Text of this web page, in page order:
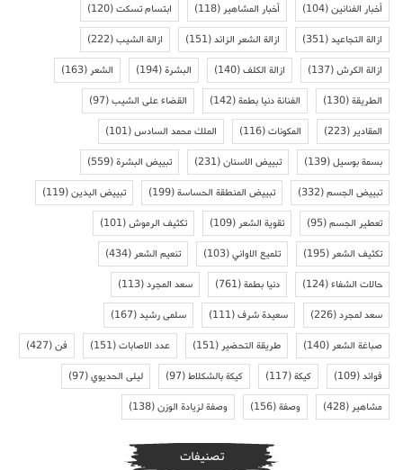
أخبار الفنانين(104) أخبار المشاهير(118) ابتسام تسكت(120)
ازالة التجاعيد(351) ازالة الشعر الزائد(151) ازالة الشيب(222)
ازالة الكرش(137) ازالة الكلف(140) البشرة(194) الشعر(163)
الطريقة(130) الفنانة دنيا بطمة(142) القضاء على الشيب(97)
المقادير(223) المكونات(116) الملك محمد السادس(101)
بسمة بوسيل(139) تبييض الاسنان(231) تبييض البشرة(559)
تبييض الجسم(332) تبييض المنطقة الحساسة(199) تبييض اليدين(119)
تعطير الجسم(95) تقوية الشعر(109) تكثيف الرموش(101)
تكثيف الشعر(195) تلميع الاواني(103) تنعيم الشعر(434)
حالات الشفاء(124) دنيا بطمة(761) سعد المجرد(113)
سعد لمجرد(226) سعيدة شرف(111) سلمى رشيد(167)
صباغة الشعر(140) طريقة التحضير(151) عدد الاصابات(151) فن(427)
فوائد(109) كيكة(117) كيكة بالشكلاط(97) ليلى الحديوي(97)
مشاهير(428) وصفة(156) وصفة لزيادة الوزن(138)
تصنيفات